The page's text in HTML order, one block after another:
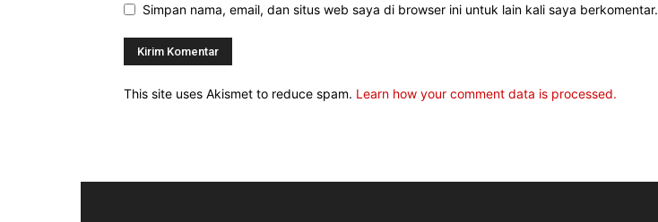
Simpan nama, email, dan situs web saya di browser ini untuk lain kali saya berkomentar.
This site uses Akismet to reduce spam. Learn how your comment data is processed.